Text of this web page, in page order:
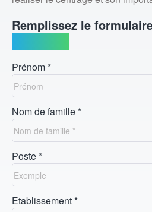
Remplissez le
Prénom *
Nom de famille *
Poste *
Etablissement *